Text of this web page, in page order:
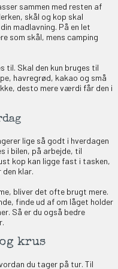
sammen med resten af
skål og kop skal
madlavning. På en let
som skål, mens camping
til. Skal den kun bruges til
havregrød, kakao og små
desto mere værdi får den i
lige så godt i hverdagen
i bilen, på arbejde, til
kop kan ligge fast i tasken,
den klar.
bliver det ofte brugt mere.
finde ud af om låget holder
Så er du også bedre
krus
du tager på tur. Til